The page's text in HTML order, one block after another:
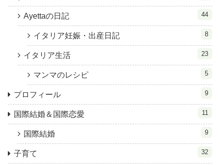
Ayettaの日記 44
イタリア妊娠・出産日記 8
イタリア生活 23
マンマのレシピ 5
プロフィール 9
国際結婚＆国際恋愛 11
国際結婚 9
子育て 32